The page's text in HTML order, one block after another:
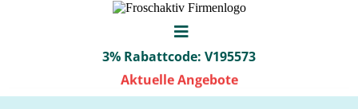
3% Rabattcode: V195573
Aktuelle Angebote